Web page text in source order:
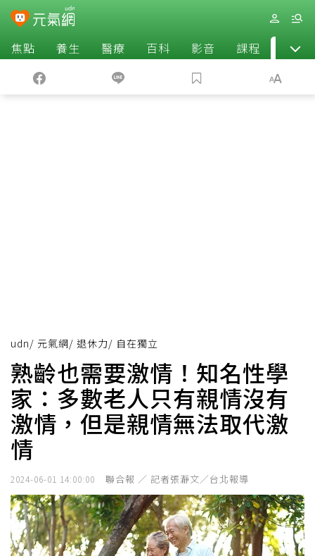
焦點 養生 醫療 百科 影音 課程 退休
udn/ 元氣網/ 退休力/ 自在獨立
熟齡也需要激情！知名性學
家：多數老人只有親情沒有
激情，但是親情無法取代激
情
2024-06-01 14:00:00 聯合報 ／ 記者張瀞文／台北報導